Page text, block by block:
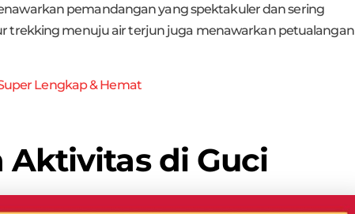
pemandangan yang spektakuler dan sering
trekking menuju air terjun juga menawarkan petualangan
Lengkap & Hemat
Aktivitas di Guci